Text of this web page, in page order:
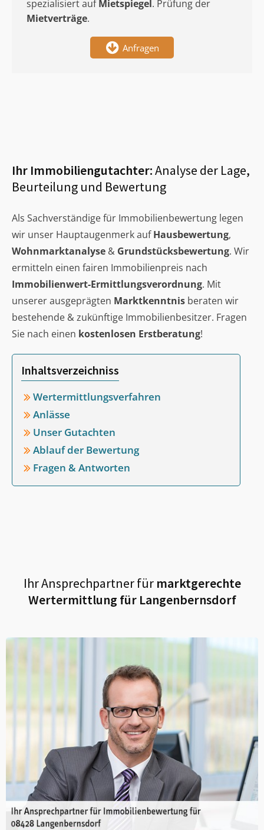
spezialisiert auf Mietspiegel . Prüfung der
Mietverträge.
Anfragen
Ihr Immobiliengutachter:Analyse der Lage,
Beurteilung und Bewertung
Als Sachverständige für Immobilienbewertung legen
wir unser Hauptaugenmerk aufHausbewertung,
Wohnmarktanalyse & Grundstücksbewertung. Wir
ermitteln einen fairen Immobilienpreis nach
Immobilienwert-Ermittlungsverordnung. Mit
unserer ausgeprägten Marktkenntnis beraten wir
bestehende & zukünftige Immobilienbesitzer. Fragen
Sie nach einen kostenlosen Erstberatung!
Inhaltsverzeichniss
Wertermittlungsverfahren
Anlässe
Unser Gutachten
Ablauf der Bewertung
Fragen & Antworten
Ihr Ansprechpartner fürmarktgerechte
Wertermittlung für Langenbernsdorf